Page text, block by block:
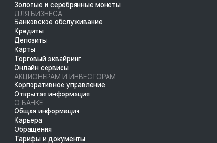
Золотые и серебрянные монеты
ДЛЯ БИЗНЕСА
Банковское обслуживание
Кредиты
Депозиты
Карты
Торговый эквайринг
Онлайн сервисы
АКЦИОНЕРАМ И ИНВЕСТОРАМ
Корпоративное управление
Открытая информация
О БАНКЕ
Общая информация
Карьера
Обращения
Тарифы и документы